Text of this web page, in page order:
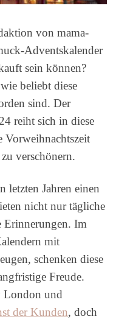
von mama-
Adventskalender
sein können?
beliebt diese
sind. Der
reiht sich in diese
verschönern.
letzten Jahren einen
nicht nur tägliche
Erinnerungen. Im
mit
schenken diese
Freude.
London und
der Kunden, doch